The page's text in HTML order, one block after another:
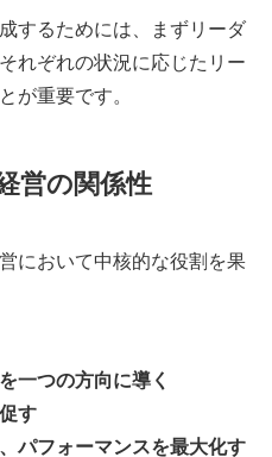
するためには、まずリーダ
れぞれの状況に応じたリー
が重要です。
営の関係性
において中核的な役割を果
一つの方向に導く
す
パフォーマンスを最大化す